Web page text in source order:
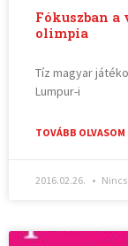
Fókuszban
olimpia
Tíz magyar
Lumpur-i
TOVÁBB OLVASOM
2016.02.26.